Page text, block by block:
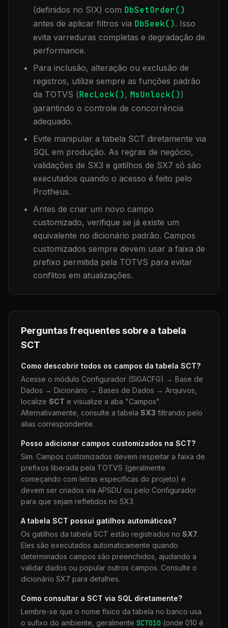
(definidos no SIX) com DbSetOrder()
antes de aplicar filtros via DbSeek(). Isso
evita varreduras completas e degradação de
performance.
Para inclusão, alteração ou exclusão de
registros, utilize sempre as funções padrão
da TOTVS (RecLock(), MsUnlock())
garantindo o controle de concorrência
adequado.
Evite manipular a tabela SCT diretamente via
SQL em produção. As regras de negócio,
validações de SX3 e gatilhos de SX7 só são
executados quando o acesso é feito pelo
Protheus.
Antes de criar um novo campo
customizado, verifique se já existe um
equivalente no dicionário padrão. Campos
customizados sempre devem usar a faixa de
prefixo permitida pela TOTVS para evitar
conflitos em atualizações.
Perguntas frequentes sobre a tabela
SCT
Como descobrir todos os campos da tabela SCT?
Acesse o módulo Configurador (SIGACFG) → Base de
Dados → Dicionário → Bases de Dados → Arquivos,
localize SCT e visualize a aba "Campos".
Alternativamente, consulte a tabela SX3 filtrando pelo
alias correspondente.
Posso adicionar campos customizados na SCT?
Sim. Campos customizados devem respeitar a faixa de
prefixos liberada pela TOTVS (geralmente
começando com letras específicas do projeto) e
devem ser criados via APSDU ou pelo Configurador
para que sejam refletidos no SX3.
A tabela SCT possui gatilhos automáticos?
Os gatilhos da tabela SCT estão registrados no SX7.
Eles são executados automaticamente quando
determinados campos são preenchidos, ajudando a
validar dados ou popular outros campos. Consulte o
dicionário SX7 para detalhes.
Como consultar a SCT via SQL diretamente?
Lembre-se que o nome físico da tabela no banco usa
o sufixo do ambiente, geralmente SCT010 (onde 010 é